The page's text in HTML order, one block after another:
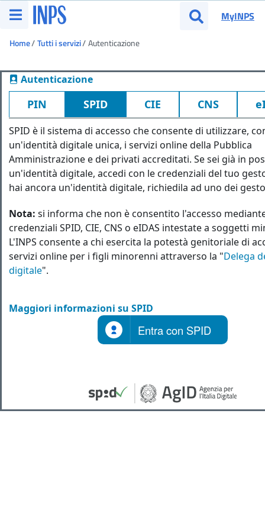
Vai al menu principale
Apri menu
MyINPS
Home Tutti i servizi Autenticazione
Autenticazione
PIN SPID CIE CNS
SPID è il sistema di accesso che consente di utilizzare,
un'identità digitale unica, i servizi online della Pubblica
Amministrazione e dei privati accreditati. Se sei già in
un'identità digitale, accedi con le credenziali del tuo
hai ancora un'identità digitale, richiedila ad uno dei
Nota: si informa che non è consentito l'accesso
credenziali SPID, CIE, CNS o eIDAS intestate a soggetti
L'INPS consente a chi esercita la potestà genitoriale di
servizi online per i figli minorenni attraverso la "Delega
digitale".
Maggiori informazioni su SPID
Entra con SPID